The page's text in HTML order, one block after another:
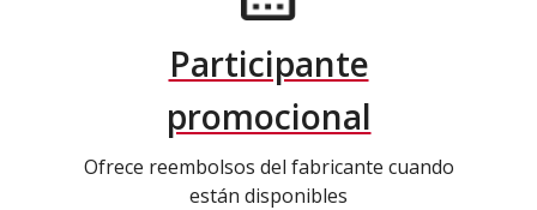
Participante
promocional
Ofrece reembolsos del fabricante cuando
están disponibles